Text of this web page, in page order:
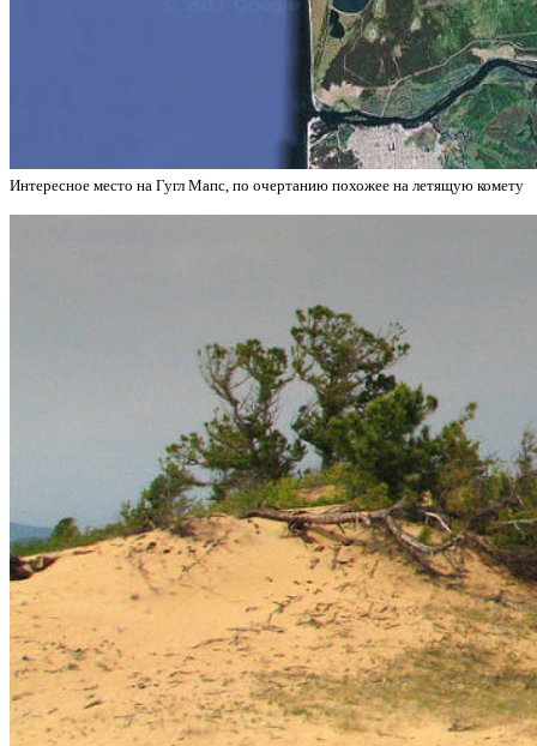
Интересное место на Гугл Мапс, по очертанию похожее на летящую комету